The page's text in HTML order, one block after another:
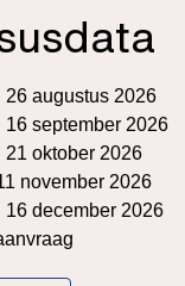
26 augustus 2026
16 september 2026
21 oktober 2026
november 2026
16 december 2026